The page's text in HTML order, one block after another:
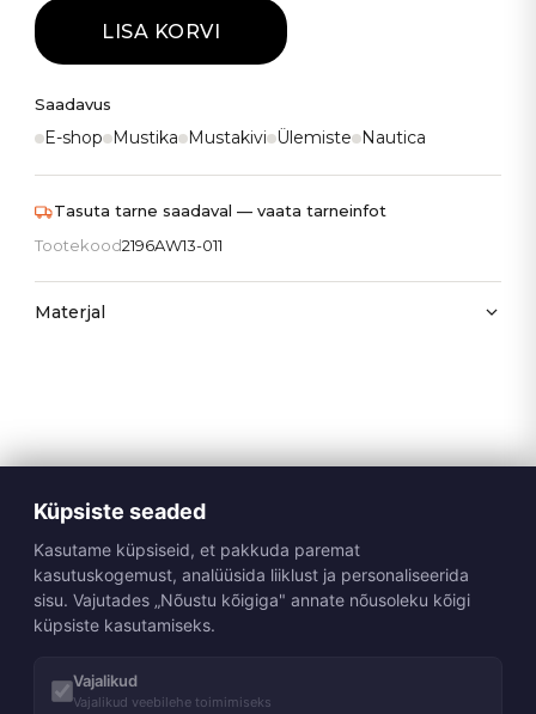
LISA KORVI
Saadavus
E-shop Mustika Mustakivi Ülemiste Nautica
Tasuta tarne saadaval — vaata tarneinfot
Tootekood2196AW13-011
Materjal
Küpsiste seaded
Kasutame küpsiseid, et pakkuda paremat
kasutuskogemust, analüüsida liiklust ja personaliseerida
sisu. Vajutades „Nõustu kõigiga" annate nõusoleku kõigi
küpsiste kasutamiseks.
Vajalikud
Vajalikud veebilehe toimimiseks